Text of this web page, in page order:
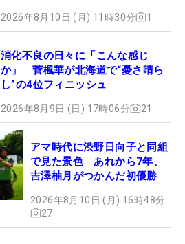
2026年8月10日 (月) 11時30分 1
消化不良の日々に「こんな感じ
か」 菅楓華が北海道で“憂さ晴ら
し”の4位フィニッシュ
2026年8月9日 (日) 17時06分 21
アマ時代に渋野日向子と同組
で見た景色 あれから7年、
吉澤柚月がつかんだ初優勝
2026年8月10日 (月) 16時48分
27